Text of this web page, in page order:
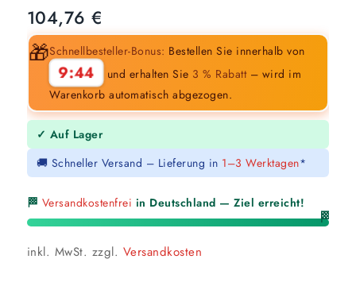
104,76€
🎁Schnellbesteller-Bonus: Bestellen Sie innerhalb von
9:43 und erhalten Sie 3 % Rabatt– wird im
Warenkorb automatisch abgezogen.
✓ Auf Lager
🚚 Schneller Versand – Lieferung in 1–3 Werktagen*
🏁 Versandkostenfrei in Deutschland — Ziel erreicht!
🏁
inkl. MwSt. zzgl. Versandkosten